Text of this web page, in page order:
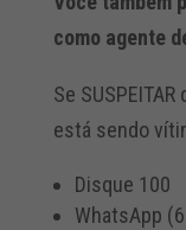
como agente
Se
está sendo
Disque 100
WhatsApp